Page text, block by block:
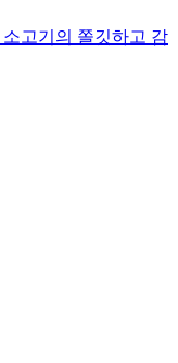
소고기의 쫄깃하고 감